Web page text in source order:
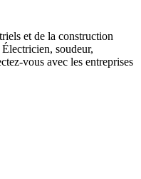
et de la construction
soudeur,
vous avec les entreprises